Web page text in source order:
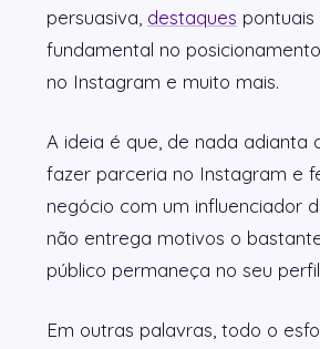
persuasiva, destaques
fundamental no
no Instagram e muito mais.
A ideia é que, de nada adianta
fazer parceria no Instagram e
negócio com um influenciador
não entrega motivos o
público permaneça no seu
Em outras palavras, todo o